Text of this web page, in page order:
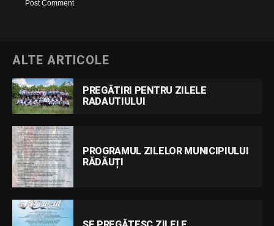
ALTE ARTICOLE
PREGĂTIRI PENTRU ZILELE
RADAUTIULUI
PROGRAMUL ZILELOR MUNICIPIULUI
RĂDĂUȚI